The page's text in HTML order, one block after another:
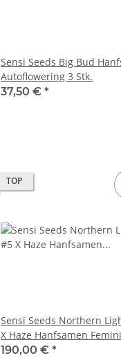
Sensi Seeds Big Bud
Autoflowering 3 Stk.
37,50 € *
TOP
Sensi Seeds Northern
X Haze Hanfsamen
10 Stk.
190,00 € *